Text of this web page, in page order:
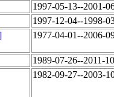
1997-05-13--2001-
1997-12-04--1998-
1977-04-01--2006-
1989-07-26--2011-
1982-09-27--2003-